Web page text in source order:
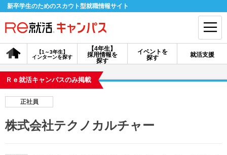
新卒学生のためのスカウト型就職情報サイト
【4年生】
採用情報を
探す
【1～3年生】
インターンを探す
イベントを
探す
就活支援
会員登録 ログイン
探す
Ｒｅ就活キャンパスのみ掲載
正社員
株式会社テクノカルチャー